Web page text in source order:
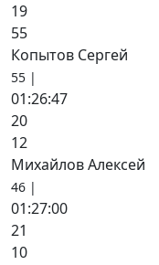
19
55
Копытов Сергей
55 |
01:26:47
20
12
Михайлов Алексей
46 |
01:27:00
21
10